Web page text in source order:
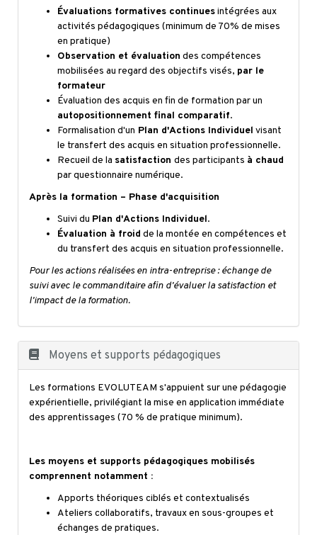
Évaluations formatives continuesintégrées aux
activités pédagogiques (minimum de 70% de mises
en pratique)
Observation et évaluation des compétences
mobilisées au regard des objectifs visés, par le
formateur
Évaluation des acquis en fin de formation par un
autopositionnement final comparatif.
Formalisation d'un Plan d'Actions Individuel visant
le transfert des acquis en situation professionnelle.
Recueil de la satisfaction des participants à chaud
par questionnaire numérique.
Après la formation – Phase d'acquisition
Suivi du Plan d'Actions Individuel.
Évaluation à froid de la montée en compétences et
du transfert des acquis en situation professionnelle.
Pour les actions réalisées en intra-entreprise : échange de
suivi avec le commanditaire afin d'évaluer la satisfaction et
l'impact de la formation.
Moyens et supports pédagogiques
Les formations EVOLUTEAM s'appuient sur une pédagogie
expérientielle, privilégiant la mise en application immédiate
des apprentissages (70 % de pratique minimum).
Les moyens et supports pédagogiques mobilisés
comprennent notamment :
Apports théoriques ciblés et contextualisés
Ateliers collaboratifs, travaux en sous-groupes et
échanges de pratiques.